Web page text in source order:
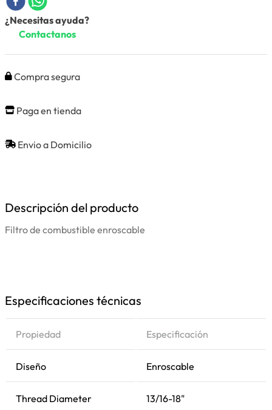
¿Necesitas ayuda?
Contactanos
Compra segura
Paga en tienda
Envio a Domicilio
Descripción del producto
Filtro de combustible enroscable
Especificaciones técnicas
Propiedad Especificación
Diseño Enroscable
Thread Diameter 13/16-18"